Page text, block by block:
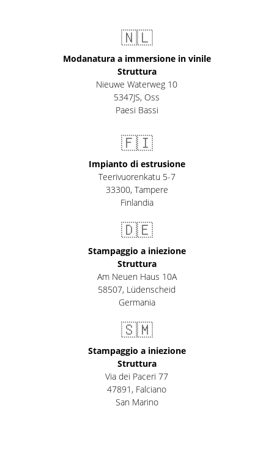
🇳🇱
Modanatura a immersione in vinile
Struttura
Nieuwe Waterweg 10
5347JS, Oss
Paesi Bassi
🇫🇮
Impianto di estrusione
Teerivuorenkatu 5-7
33300, Tampere
Finlandia
🇩🇪
Stampaggio a iniezione
Struttura
Am Neuen Haus 10A
58507, Lüdenscheid
Germania
🇸🇲
Stampaggio a iniezione
Struttura
Via dei Paceri 77
47891 , Falciano
San Marino